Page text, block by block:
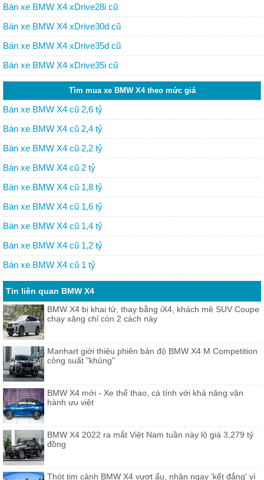
Bán xe BMW X4 xDrive28i cũ
Bán xe BMW X4 xDrive30d cũ
Bán xe BMW X4 xDrive35d cũ
Bán xe BMW X4 xDrive35i cũ
Tìm mua xe BMW X4 theo mức giá
Bán xe BMW X4 cũ 2,6 tỷ
Bán xe BMW X4 cũ 2,4 tỷ
Bán xe BMW X4 cũ 2,2 tỷ
Bán xe BMW X4 cũ 2 tỷ
Bán xe BMW X4 cũ 1,8 tỷ
Bán xe BMW X4 cũ 1,6 tỷ
Bán xe BMW X4 cũ 1,4 tỷ
Bán xe BMW X4 cũ 1,2 tỷ
Bán xe BMW X4 cũ 1 tỷ
Tin liên quan BMW X4
BMW X4 bị khai tử, thay bằng iX4, khách mê SUV Coupe
chạy xăng chỉ còn 2 cách này
Manhart giới thiệu phiên bản độ BMW X4 M Competition
công suất "khủng"
BMW X4 mới - Xe thể thao, cá tính với khả năng vận
hành ưu việt
BMW X4 2022 ra mắt Việt Nam tuần này lộ giá 3,279 tỷ
đồng
Thót tim cảnh BMW X4 vượt ẩu, nhận ngay 'kết đắng' vì